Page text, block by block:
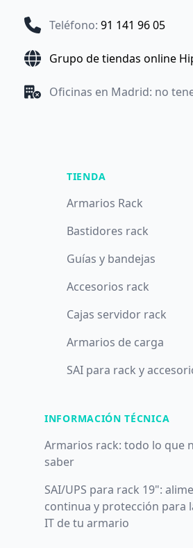
Teléfono: 91 141 96 05
Grupo de tiendas online
Oficinas en Madrid: no
TIENDA
Armarios Rack
Bastidores rack
Guías y bandejas
Accesorios rack
Cajas servidor rack
Armarios de carga
SAI para rack y
INFORMACIÓN TÉCNICA
Armarios rack: todo lo que
saber
SAI/UPS para rack 19":
continua y protección para
IT de tu armario